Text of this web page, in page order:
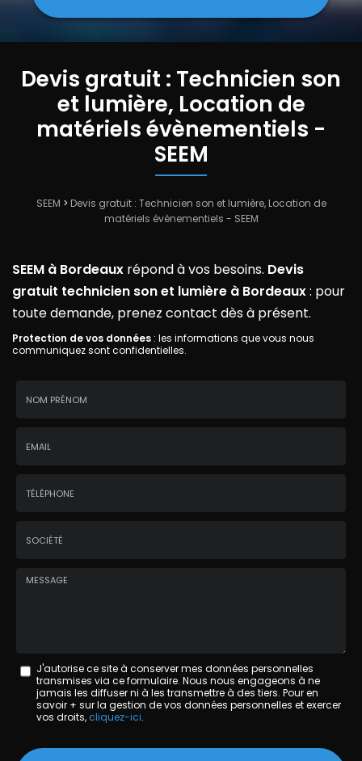
Devis gratuit : Technicien son
et lumière, Location de
matériels évènementiels -
SEEM
SEEM > Devis gratuit : Technicien son et lumière, Location de
matériels évènementiels - SEEM
SEEM à Bordeaux répond à vos besoins. Devis
gratuit technicien son et lumière à Bordeaux: pour
toute demande, prenez contact dès à présent.
Protection de vos données : les informations que vous nous
communiquez sont confidentielles.
Message
J'autorise ce site à conserver mes données personnelles
transmises via ce formulaire. Nous nous engageons à ne
jamais les diffuser ni à les transmettre à des tiers. Pour en
savoir + sur la gestion de vos données personnelles et exercer
vos droits,cliquez-ici.